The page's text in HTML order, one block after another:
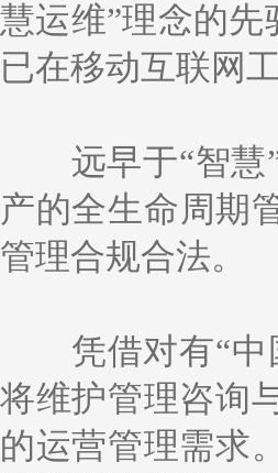
慧运维”理念的
已在移动互联网
远早于“智
产的全生命周期
管理合规合法。
凭借对有“
将维护管理咨询
的运营管理需求